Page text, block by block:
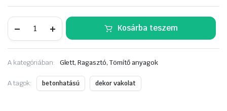
Braven
beton
vakolat
5kg
elefántcsont
Kosárba teszem
A kategóriában: Glett, Ragasztó, Tömítő anyagok
A tagok: betonhatású dekor vakolat